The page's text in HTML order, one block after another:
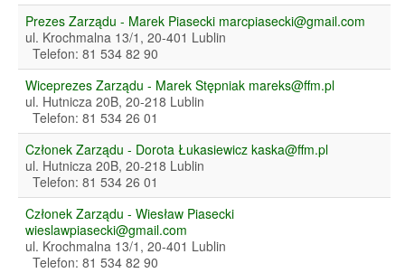
Prezes Zarządu - Marek Piasecki marcpiasecki@gmail.com
ul. Krochmalna 13/1, 20-401 Lublin
Telefon: 81 534 82 90
Wiceprezes Zarządu - Marek Stępniak mareks@ffm.pl
ul. Hutnicza 20B, 20-218 Lublin
Telefon: 81 534 26 01
Członek Zarządu - Dorota Łukasiewicz kaska@ffm.pl
ul. Hutnicza 20B, 20-218 Lublin
Telefon: 81 534 26 01
Członek Zarządu - Wiesław Piasecki
wieslawpiasecki@gmail.com
ul. Krochmalna 13/1, 20-401 Lublin
Telefon: 81 534 82 90